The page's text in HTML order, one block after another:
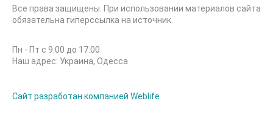
Все права защищены. При использовании материалов сайта
обязательна гиперссылка на источник.
Пн - Пт с 9:00 до 17:00
Наш адрес: Украина, Одесса
Сайт разработан компанией Weblife